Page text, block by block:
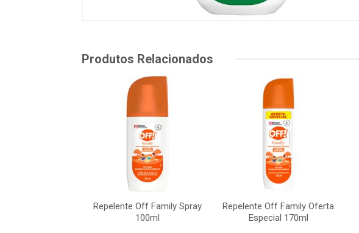
Produtos Relacionados
Repelente Off Family Spray
100ml
Repelente Off Family Oferta
Especial 170ml